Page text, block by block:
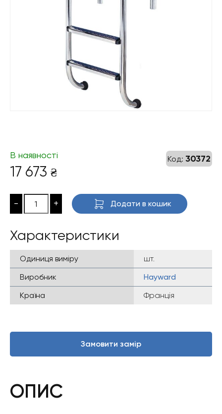
Код: 30372
В наявності
17 673 ₴
- + Додати в кошик
Характеристики
Одиниця виміру
шт.
Виробник
Hayward
Країна
Франція
Замовити замір
ОПИС